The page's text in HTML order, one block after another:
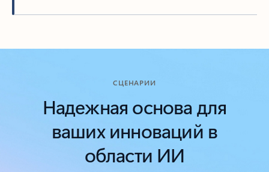
СЦЕНАРИИ
Надежная основа для
ваших инноваций в
области ИИ